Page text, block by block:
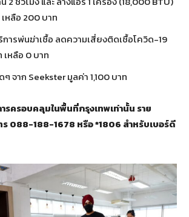
หลือ 200 บาท
ารพ่นฆ่าเชื้อ ลดความเสี่ยงติดเชื้อโควิด-19
เหลือ 0 บาท
จาก Seekster มูลค่า 1,100 บาท
รครอบคลุมในพื้นที่กรุงเทพเท่านั้น ราย
ร 088-188-1678 หรือ *1806 สำหรับเบอร์ดี